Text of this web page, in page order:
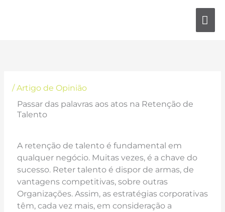
/Artigo de Opinião
Passar das palavras aos atos na Retenção de
Talento
A retenção de talento é fundamental em
qualquer negócio. Muitas vezes, é a chave do
sucesso. Reter talento é dispor de armas, de
vantagens competitivas, sobre outras
Organizações. Assim, as estratégias corporativas
têm, cada vez mais, em consideração a